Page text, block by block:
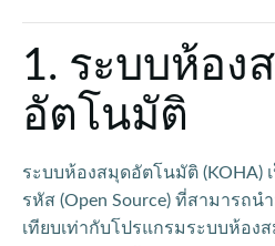
1. ระบบห้อง
อัตโนมัติ
ระบบห้องสมุดอัตโนมัติ (KOHA)
รหัส (Open Source) ที่สามารถ
เทียบเท่ากับโปรแกรมระบบห้อง